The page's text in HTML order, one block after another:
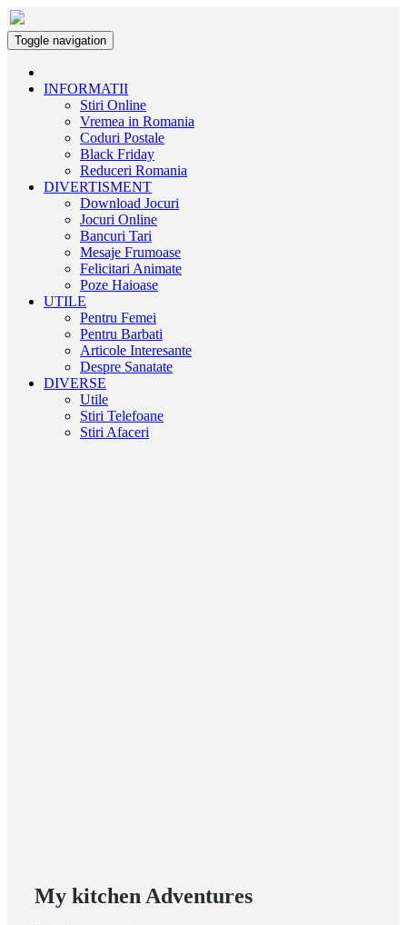
Toggle navigation
INFORMATII
Stiri Online
Vremea in Romania
Coduri Postale
Black Friday
Reduceri Romania
DIVERTISMENT
Download Jocuri
Jocuri Online
Bancuri Tari
Mesaje Frumoase
Felicitari Animate
Poze Haioase
UTILE
Pentru Femei
Pentru Barbati
Articole Interesante
Despre Sanatate
DIVERSE
Utile
Stiri Telefoane
Stiri Afaceri
My kitchen Adventures